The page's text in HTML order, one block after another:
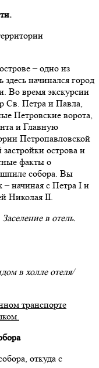
– одно из
начинался город
Во время экскурсии
Св. Петра и Павла,
Петровские ворота,
и Главную
Петропавловской
острова и
факты о
шпиле собора. Вы
– начиная с Петра I и
Николая II.
в отель.
в холле отеля/
транспорте
откуда с